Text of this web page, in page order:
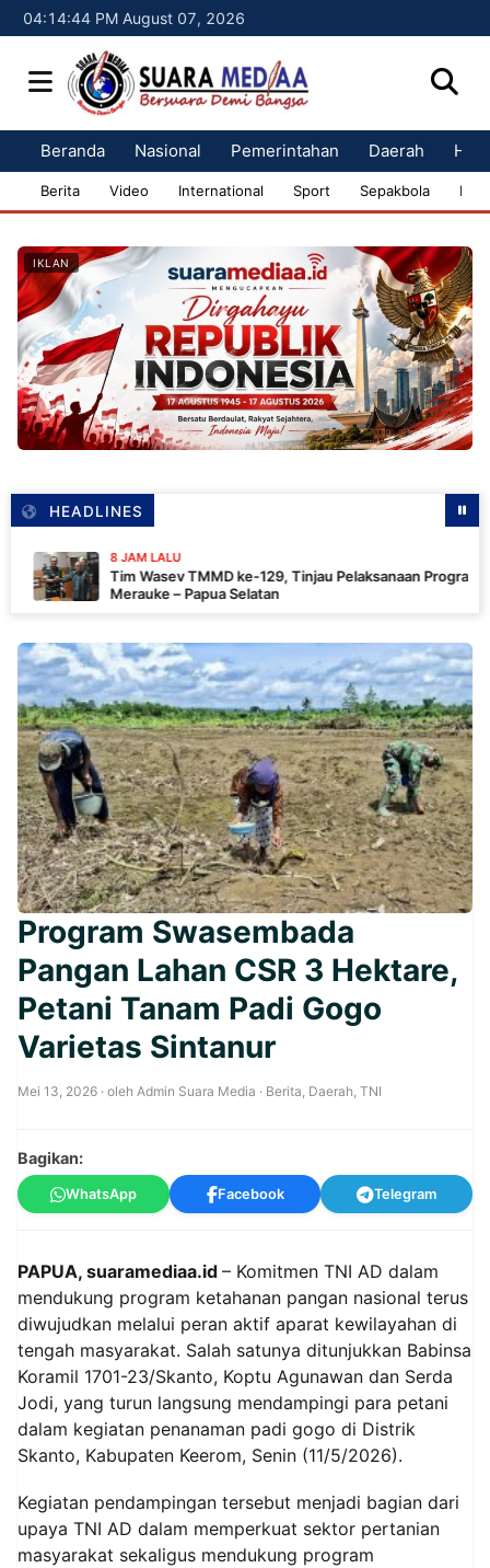
04:14:45 PM August 07, 2026
Beranda Nasional Pemerintahan Daerah
Berita Video International Sport Sepakbola
IKLAN
HEADLINES
8 JAM LALU
Tim Wasev TMMD ke-129, Tinjau Pelaksanaan Program Di
Merauke – Papua Selatan
Program Swasembada
Pangan Lahan CSR 3 Hektare,
Petani Tanam Padi Gogo
Varietas Sintanur
Mei 13, 2026 · oleh Admin Suara Media · Berita, Daerah, TNI
Bagikan:
WhatsApp Facebook Telegram
PAPUA, suaramediaa.id – Komitmen TNI AD dalam
mendukung program ketahanan pangan nasional terus
diwujudkan melalui peran aktif aparat kewilayahan di
tengah masyarakat. Salah satunya ditunjukkan Babinsa
Koramil 1701-23/Skanto, Koptu Agunawan dan Serda
Jodi, yang turun langsung mendampingi para petani
dalam kegiatan penanaman padi gogo di Distrik
Skanto, Kabupaten Keerom, Senin (11/5/2026).
Kegiatan pendampingan tersebut menjadi bagian dari
upaya TNI AD dalam memperkuat sektor pertanian
masyarakat sekaligus mendukung program